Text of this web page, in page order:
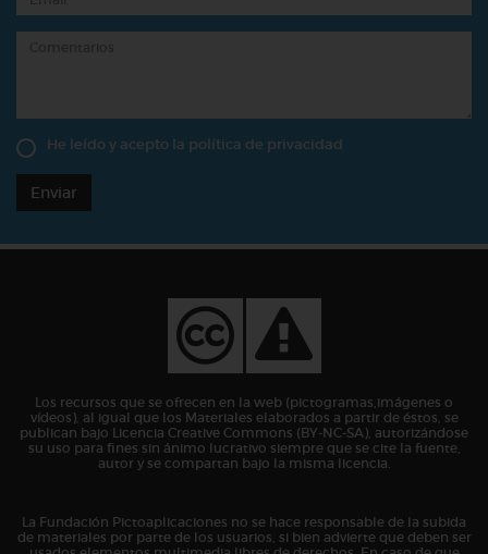
He leído y acepto la política de privacidad
Enviar
Los recursos que se ofrecen en la web (pictogramas,imágenes o
vídeos), al igual que los Materiales elaborados a partir de éstos, se
publican bajo Licencia Creative Commons (BY-NC-SA), autorizándose
su uso para fines sin ánimo lucrativo siempre que se cite la fuente,
autor y se compartan bajo la misma licencia.
La Fundación Pictoaplicaciones no se hace responsable de la subida
de materiales por parte de los usuarios, si bien advierte que deben ser